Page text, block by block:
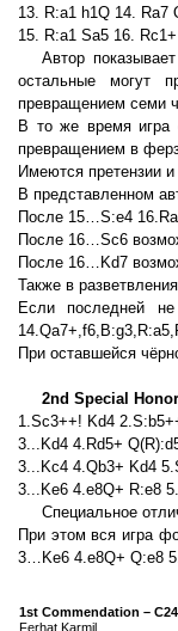
13. R:a1 h1Q 14. Ra7
15. R:a1 Sa5 16.
Автор
остальные могут
превращением семи
В то же время игра
превращением в
Имеются претензии и
В представленном
После 15…S:е4
После 16…Sс6
После 16…Kd7
Также в
Если последней
При оставшейся
2nd Special
1.Sc3++! Kd4
3...Kd4 4.Rd5+
3...Kc4 4.Qb3+ Kd4
3...Ke6 4.e8Q+ R:e8
Специальное
При этом вся игра
3…Kе6 4.е8Q+ Q:е8
1st Commendation –
Ferhat Karmil